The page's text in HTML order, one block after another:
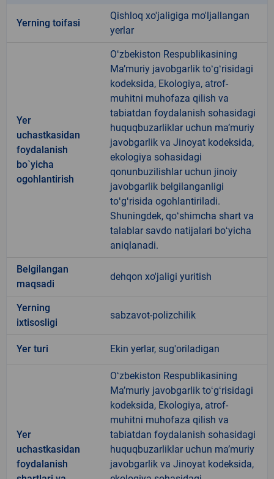
Yerning toifasi
Qishloq xo'jaligiga mo'ljallangan
yerlar
Yer
uchastkasidan
foydalanish
bo`yicha
ogohlantirish
Oʻzbekiston Respublikasining
Maʼmuriy javobgarlik toʻgʻrisidagi
kodeksida, Ekologiya, atrof-
muhitni muhofaza qilish va
tabiatdan foydalanish sohasidagi
huquqbuzarliklar uchun maʼmuriy
javobgarlik va Jinoyat kodeksida,
ekologiya sohasidagi
qonunbuzilishlar uchun jinoiy
javobgarlik belgilanganligi
toʻgʻrisida ogohlantiriladi.
Shuningdek, qoʻshimcha shart va
talablar savdo natijalari boʻyicha
aniqlanadi.
Belgilangan
maqsadi
dehqon xo'jaligi yuritish
Yerning
ixtisosligi
sabzavot-polizchilik
Yer turi Ekin yerlar, sug'oriladigan
Yer
uchastkasidan
foydalanish
Oʻzbekiston Respublikasining
Maʼmuriy javobgarlik toʻgʻrisidagi
kodeksida, Ekologiya, atrof-
muhitni muhofaza qilish va
tabiatdan foydalanish sohasidagi
huquqbuzarliklar uchun maʼmuriy
javobgarlik va Jinoyat kodeksida,